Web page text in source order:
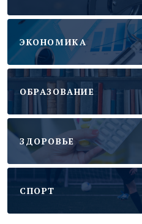
ЭКОНОМИКА
ОБРАЗОВАНИЕ
ЗДОРОВЬЕ
CПОРТ